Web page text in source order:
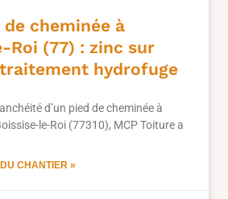
cheminée à
Roi (77) : zinc sur
hydrofuge
d’un pied de cheminée à
le-Roi (77310), MCP Toiture a
CHANTIER »